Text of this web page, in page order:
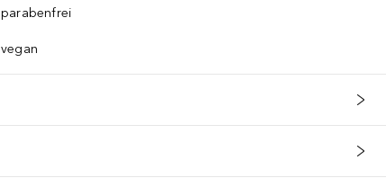
parabenfrei
vegan